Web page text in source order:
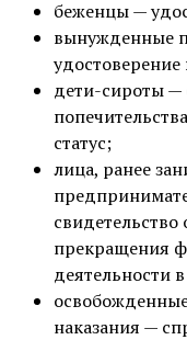
беженцы —
вынужденные
дети-сироты —
статус;
лица, ранее
свидетельство
прекращения
деятельности
наказания —